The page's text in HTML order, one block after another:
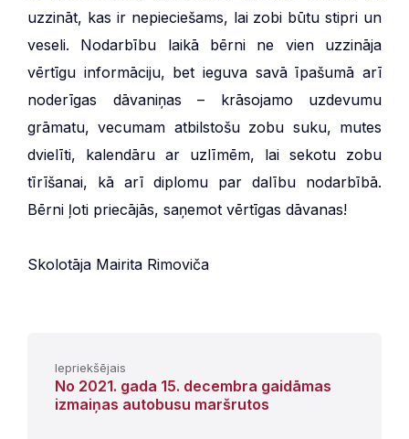
uzzināt, kas ir nepieciešams, lai zobi būtu stipri un
veseli. Nodarbību laikā bērni ne vien uzzināja
vērtīgu informāciju, bet ieguva savā īpašumā arī
noderīgas dāvaniņas – krāsojamo uzdevumu
grāmatu, vecumam atbilstošu zobu suku, mutes
dvielīti, kalendāru ar uzlīmēm, lai sekotu zobu
tīrīšanai, kā arī diplomu par dalību nodarbībā.
Bērni ļoti priecājās, saņemot vērtīgas dāvanas!
Skolotāja Mairita Rimoviča
Iepriekšējais
No 2021. gada 15. decembra gaidāmas
izmaiņas autobusu maršrutos